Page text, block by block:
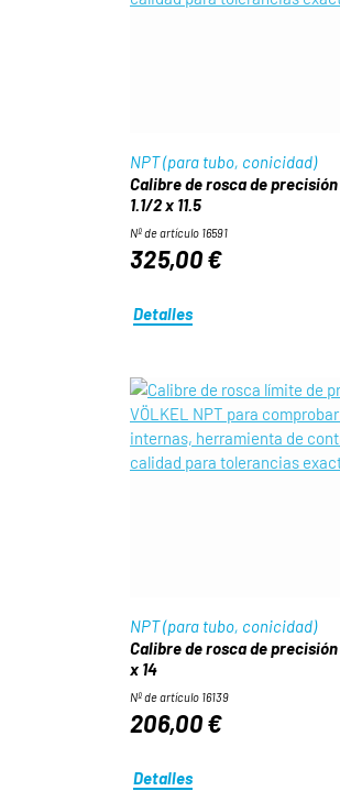
NPT (para tubo, conicidad)
Calibre de rosca de precisión
1.1/2 x 11.5
Nº de artículo 16591
325,00 €
Detalles
NPT (para tubo, conicidad)
Calibre de rosca de precisión
x 14
Nº de artículo 16139
206,00 €
Detalles